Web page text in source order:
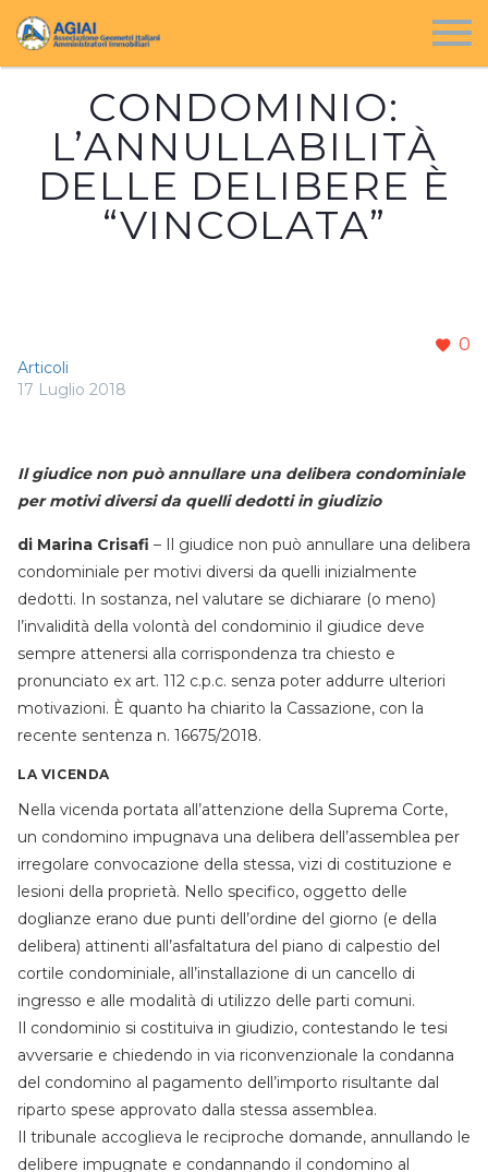
CONDOMINIO:
L’ANNULLABILITÀ
DELLE DELIBERE È
“VINCOLATA”
0
Articoli
17 Luglio 2018
Il giudice non può annullare una delibera condominiale
per motivi diversi da quelli dedotti in giudizio
di Marina Crisafi – Il giudice non può annullare una delibera
condominiale per motivi diversi da quelli inizialmente
dedotti. In sostanza, nel valutare se dichiarare (o meno)
l’invalidità della volontà del condominio il giudice deve
sempre attenersi alla corrispondenza tra chiesto e
pronunciato ex art. 112 c.p.c. senza poter addurre ulteriori
motivazioni. È quanto ha chiarito la Cassazione, con la
recente sentenza n. 16675/2018.
LA VICENDA
Nella vicenda portata all’attenzione della Suprema Corte,
un condomino impugnava una delibera dell’assemblea per
irregolare convocazione della stessa, vizi di costituzione e
lesioni della proprietà. Nello specifico, oggetto delle
doglianze erano due punti dell’ordine del giorno (e della
delibera) attinenti all’asfaltatura del piano di calpestio del
cortile condominiale, all’installazione di un cancello di
ingresso e alle modalità di utilizzo delle parti comuni.
Il condominio si costituiva in giudizio, contestando le tesi
avversarie e chiedendo in via riconvenzionale la condanna
del condomino al pagamento dell’importo risultante dal
riparto spese approvato dalla stessa assemblea.
Il tribunale accoglieva le reciproche domande, annullando le
delibere impugnate e condannando il condomino al